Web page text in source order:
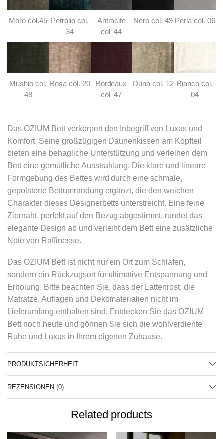
Moro col.45 Petrolio col.
34
Antracite
col. 44
Nero col. 49 Perla col. 06
Mushio col.
48
Rosa col. 20
Bordeaux
col. 47
Duna col. 12 Bianco col.
04
Das OZIUM Bett verkörpert den Inbegriff von Luxus und
Komfort. Seine großzügigen Daunenkissen am Kopfteil
bieten eine behagliche Unterstützung und verleihen dem
Bett eine gemütliche Ausstrahlung. Die klare und lineare
Formgebung des Bettes wird durch eine schmale,
gepolsterte Bettumrandung ergänzt, die den weichen
Charakter dieses Designerbetts unterstreicht. Eine feine
Ziernaht, perfekt auf den Bezug abgestimmt, rundet das
elegante Design ab und verleiht dem Bett eine zusätzliche
Note von Raffinesse.
Das OZIUM Bett ist nicht nur ein Ort zum Schlafen,
sondern ein Rückzugsort für ultimative Entspannung und
Erholung. Bitte beachten Sie, dass der Lattenrost, die
Matratze, Auflagen und Dekomaterialien nicht im
Lieferumfang enthalten sind. Entdecken Sie das OZIUM
Bett noch heute und gönnen Sie sich die wohlverdiente
Ruhe und Luxus in Ihrem eigenen Zuhause.
PRODUKTSICHERHEIT
REZENSIONEN (0)
Related products